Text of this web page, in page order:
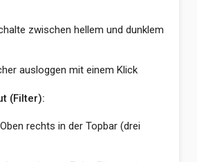
zwischen hellem und dunklem
ausloggen mit einem Klick
(Filter):
rechts in der Topbar (drei